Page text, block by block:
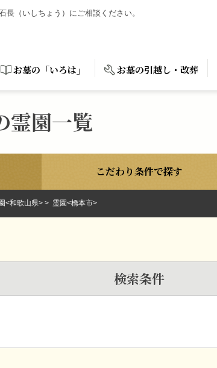
（いしちょう）にご相談ください。
お墓の「いろは」 お墓の引越し・改葬
霊園一覧
こだわり条件で探す
<和歌山県> 霊園<橋本市>
検索条件